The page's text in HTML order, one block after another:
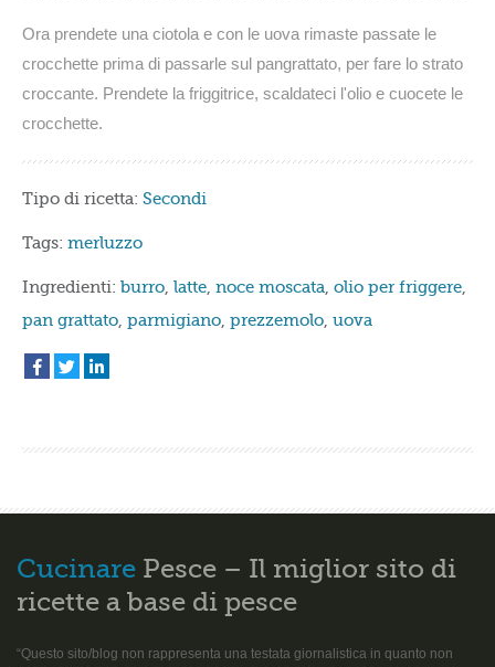
Ora prendete una ciotola e con le uova rimaste passate le
crocchette prima di passarle sul pangrattato, per fare lo strato
croccante. Prendete la friggitrice, scaldateci l'olio e cuocete le
crocchette.
Tipo di ricetta: Secondi
Tags: merluzzo
Ingredienti: burro, latte, noce moscata, olio per friggere,
pan grattato, parmigiano, prezzemolo, uova
Cucinare Pesce – Il miglior sito di
ricette a base di pesce
“Questo sito/blog non rappresenta una testata giornalistica in quanto non